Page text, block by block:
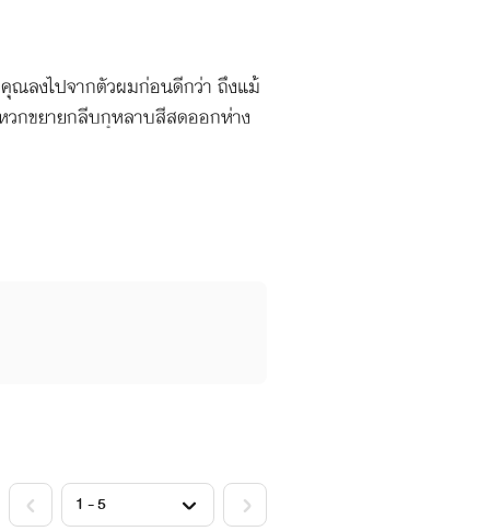
คุณลงไปจากตัวผมก่อนดีกว่า ถึงแม้
วกขยายกลีบกุหลาบสีสดออกห่าง
ม้แต่จะได้ลิ้มลอง "เอาสิคะคุณหมอ